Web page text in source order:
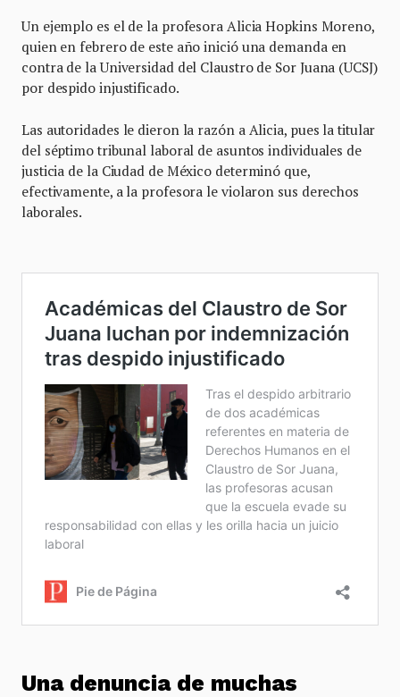
Un ejemplo es el de la profesora Alicia Hopkins Moreno,
quien en febrero de este año inició una demanda en
contra de la Universidad del Claustro de Sor Juana (UCSJ)
por despido injustificado.
Las autoridades le dieron la razón a Alicia, pues la titular
del séptimo tribunal laboral de asuntos individuales de
justicia de la Ciudad de México determinó que,
efectivamente, a la profesora le violaron sus derechos
laborales.
Una denuncia de muchas